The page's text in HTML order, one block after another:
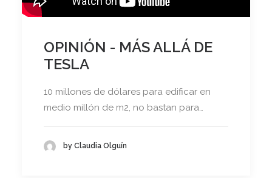
Search
OPINIÓN - MÁS ALLÁ DE
TESLA
10 millones de dólares para edificar en
medio millón de m2, no bastan para…
by Claudia Olguín